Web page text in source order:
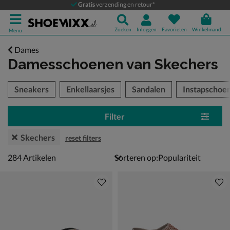
Gratisverzending en retour*
Menu Zoeken Inloggen Favorieten Winkelmand
Dames
Damesschoenen van Skechers
over
Sneakers Enkellaarsjes Sandalen
Filter
Skechers reset filters
284 artikelen
284Artikelen Sorteren op: